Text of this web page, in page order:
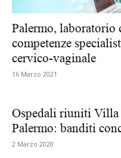
Palermo, laboratorio
competenze
cervico-vaginale
16 Marzo 2021
Ospedali riuniti
Palermo: banditi
2 Marzo 2020